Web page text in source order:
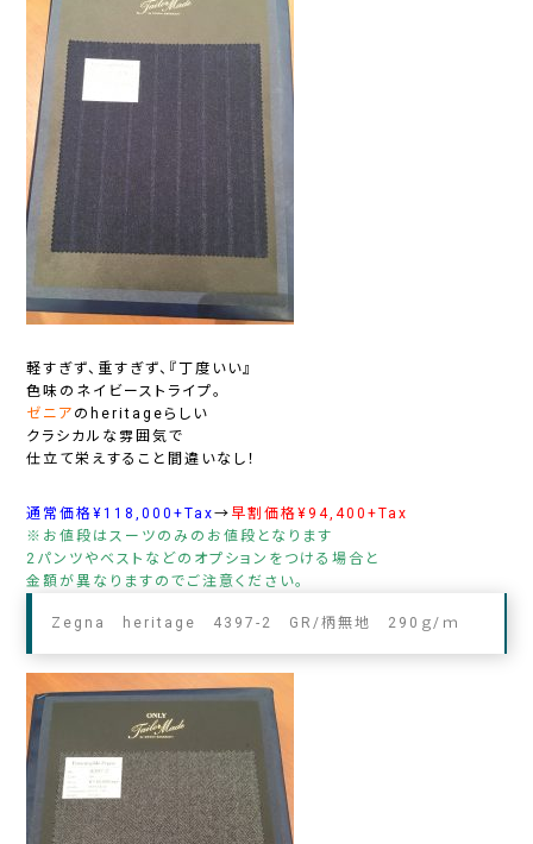
軽すぎず、重すぎず、『丁度いい』
色味のネイビーストライプ。
ゼニア のheritageらしい
クラシカルな雰囲気で
仕立て栄えすること間違いなし！
通常価格¥118,000+Tax→ 早割価格¥94,400+Tax
※お値段はスーツのみのお値段となります
2パンツやベストなどのオプションをつける場合と
金額が異なりますのでご注意ください。
Zegna heritage 4397-2 GR/柄無地 290ｇ/ｍ